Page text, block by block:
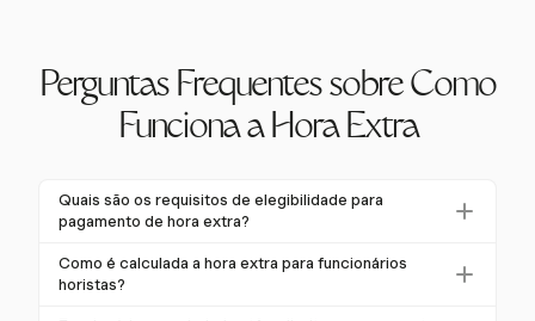
Perguntas Frequentes sobre Como
Funciona a Hora Extra
Quais são os requisitos de elegibilidade para
pagamento de hora extra?
De acordo com a FLSA, a maioria dos trabalhadores
horistas é elegível para pagamento de hora extra.
Como é calculada a hora extra para funcionários
horistas?